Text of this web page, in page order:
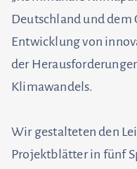
Deutschland und dem
Entwicklung von
der
Klimawandels.
Wir gestalteten den
Projektblätter in fünf